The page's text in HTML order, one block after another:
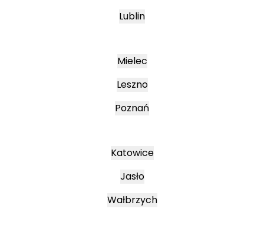
Lublin
Mielec
Leszno
Poznań
Katowice
Jasło
Wałbrzych